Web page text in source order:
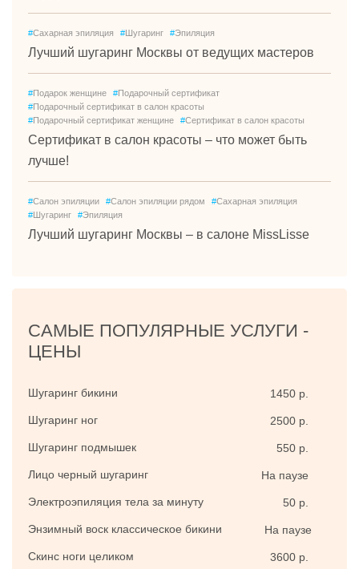
#Сахарная эпиляция #Шугаринг #Эпиляция
Лучший шугаринг Москвы от ведущих мастеров
#Подарок женщине #Подарочный сертификат
#Подарочный сертификат в салон красоты
#Подарочный сертификат женщине #Сертификат в салон красоты
Сертификат в салон красоты – что может быть
лучше!
#Салон эпиляции #Салон эпиляции рядом #Сахарная эпиляция
#Шугаринг #Эпиляция
Лучший шугаринг Москвы – в салоне MissLisse
САМЫЕ ПОПУЛЯРНЫЕ УСЛУГИ -
ЦЕНЫ
Шугаринг бикини 1450 р.
Шугаринг ног 2500 р.
Шугаринг подмышек 550 р.
Лицо черный шугаринг На паузе
Электроэпиляция тела за минуту 50 р.
Энзимный воск классическое бикини На паузе
Скинс ноги целиком 3600 р.